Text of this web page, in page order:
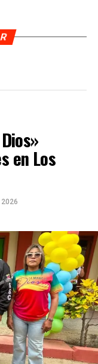
en Los